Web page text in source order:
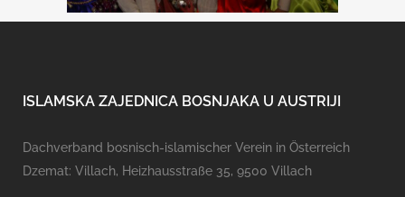
ISLAMSKA ZAJEDNICA BOSNJAKA U AUSTRIJI
Dachverband bosnisch-islamischer Verein in Österreich
Dzemat: Villach, Heizhausstraße 35, 9500 Villach